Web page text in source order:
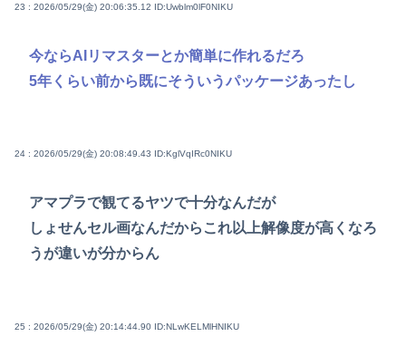
23 : 2026/05/29(金) 20:06:35.12 ID:Uwblm0lF0NIKU
今ならAIリマスターとか簡単に作れるだろ
5年くらい前から既にそういうパッケージあったし
24 : 2026/05/29(金) 20:08:49.43 ID:KglVqIRc0NIKU
アマプラで観てるヤツで十分なんだが
しょせんセル画なんだからこれ以上解像度が高くなろ
うが違いが分からん
25 : 2026/05/29(金) 20:14:44.90 ID:NLwKELMlHNIKU